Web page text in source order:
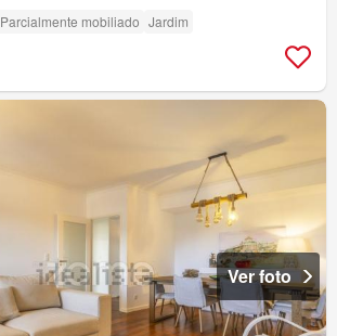
Parcialmente mobiliado Jardim
Ver foto